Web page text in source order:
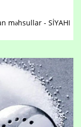
məhsullar - SİYAHI